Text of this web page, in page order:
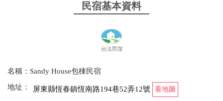
民宿基本資料
名稱：Sandy House包棟民宿
地址：
屏東縣恆春鎮恆南路194巷52弄12號 看地圖